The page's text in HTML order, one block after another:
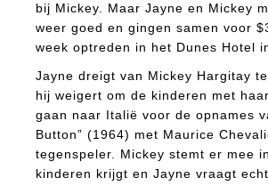
bij Mickey. Maar Jayne en Mickey
weer goed en gingen samen voor
week optreden in het Dunes Hotel
Jayne dreigt van Mickey Hargitay
hij weigert om de kinderen met
gaan naar Italië voor de opnames
Button” (1964) met Maurice
tegenspeler. Mickey stemt er mee
kinderen krijgt en Jayne vraagt